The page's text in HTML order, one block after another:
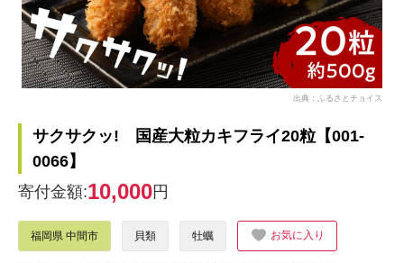
出典：ふるさとチョイス
サクサクッ! 国産大粒カキフライ20粒【001-
0066】
寄付金額:10,000円
福岡県 中間市 貝類 牡蠣 お気に入り